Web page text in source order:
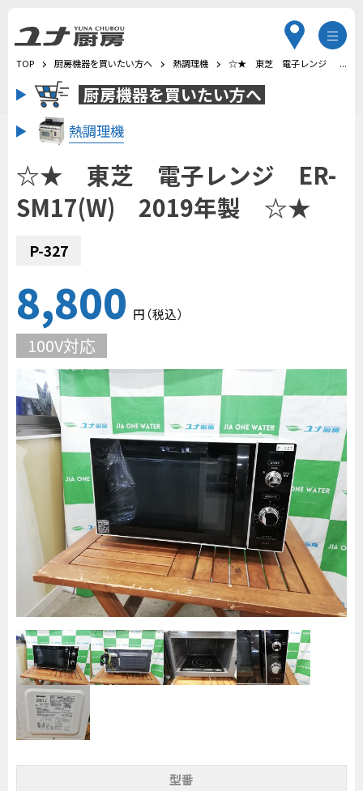
TOP 厨房機器を買いたい方へ 熱調理機 ☆★ 東芝 電子レンジ ER-
厨房機器を買いたい方へ
熱調理機
☆★ 東芝 電子レンジ ER-
SM17(W) 2019年製 ☆★
P-327
8,800 円（税込）
100V対応
型番